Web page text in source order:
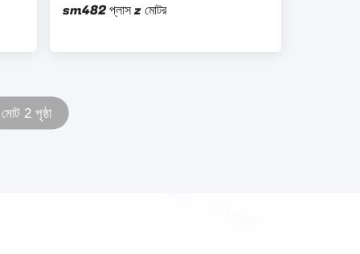
sm482 প্লাস z মোটর
মোট 2 পৃষ্ঠা